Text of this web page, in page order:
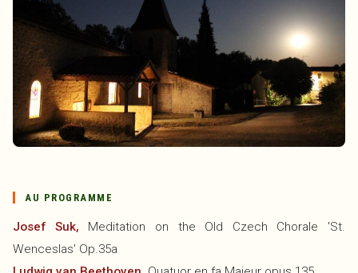
AU PROGRAMME
Josef Suk, Meditation on the Old Czech Chorale 'St.
Wenceslas' Op.35a